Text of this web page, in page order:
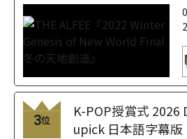
3位
K-POP授賞式 2026
upick 日本語字幕版